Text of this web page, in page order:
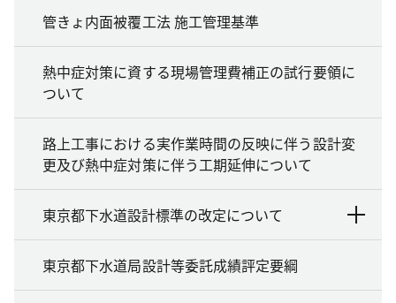
管きょ内面被覆工法 施工管理基準
熱中症対策に資する現場管理費補正の試行要領に
ついて
路上工事における実作業時間の反映に伴う設計変
更及び熱中症対策に伴う工期延伸について
東京都下水道設計標準の改定について
東京都下水道局設計等委託成績評定要綱